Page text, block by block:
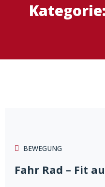
Kategorie:
BEWEGUNG
Fahr Rad – Fit